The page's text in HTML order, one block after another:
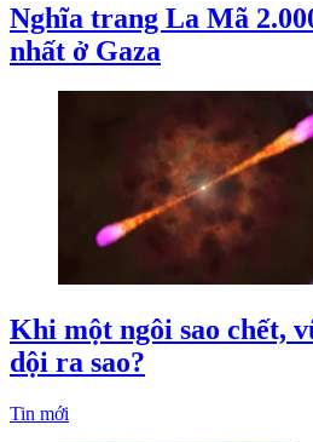
Nghĩa trang La Mã
nhất ở Gaza
Khi một ngôi sao chết,
dội ra sao?
Tin mới